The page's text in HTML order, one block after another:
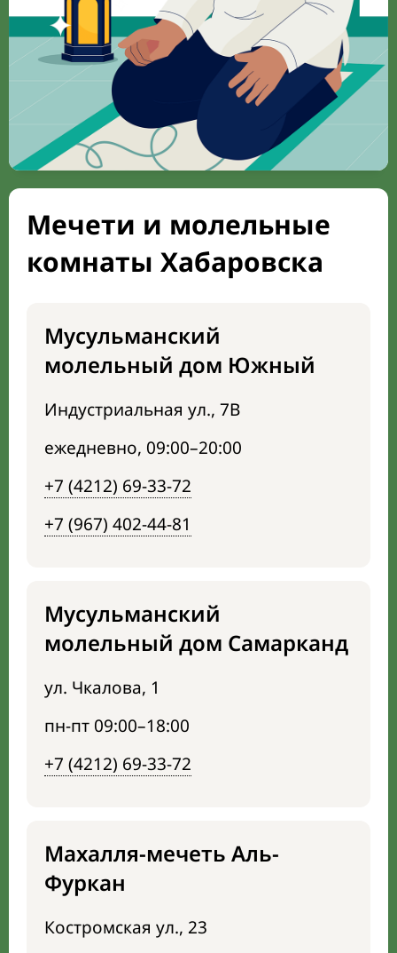
Мечети и молельные
комнаты Хабаровска
Мусульманский
молельный дом Южный
Индустриальная ул., 7В
ежедневно, 09:00–20:00
+7 (4212) 69-33-72
+7 (967) 402-44-81
Мусульманский
молельный дом Самарканд
ул. Чкалова, 1
пн-пт 09:00–18:00
+7 (4212) 69-33-72
Махалля-мечеть Аль-
Фуркан
Костромская ул., 23